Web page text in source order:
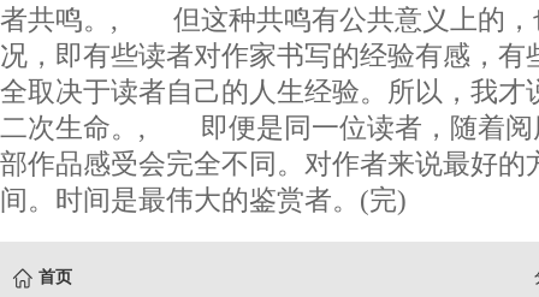
者共鸣。, 但这种共鸣有公共意义上的，
况，即有些读者对作家书写的经验有感，有
全取决于读者自己的人生经验。所以，我才
二次生命。, 即便是同一位读者，随着阅
部作品感受会完全不同。对作者来说最好的
间。时间是最伟大的鉴赏者。(完)
首页